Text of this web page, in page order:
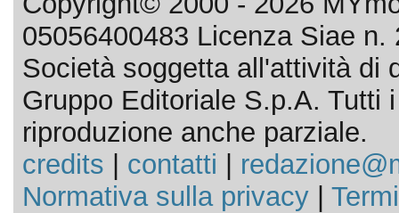
05056400483 Licenza Siae n.
Società soggetta all'attività di
Gruppo Editoriale S.p.A. Tutti
riproduzione anche parziale.
credits
contatti
Normativa sulla privacy|